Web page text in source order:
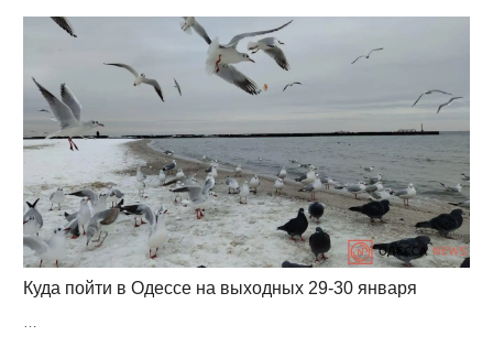
Куда пойти в Одессе на выходных 29-30 января
…